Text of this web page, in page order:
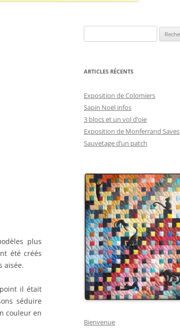
plus
été créés
aisée.
il était
séduire
couleur en
ARTICLES RÉCENTS
Exposition de Colomiers
Sapin Noël infos
3 blocs et un vol d’oie
Exposition de Monferrand Saves
Sauvetage d’un patch
Bienvenue